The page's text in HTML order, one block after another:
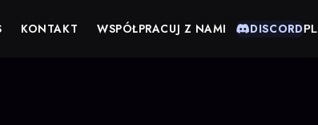
KONTAKT WSPÓŁPRACUJ Z NAMI DISCORDPL